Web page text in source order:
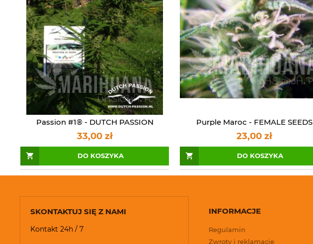
Passion #1® - DUTCH PASSION
33,00 zł
DO KOSZYKA
Purple Maroc - FEMALE SEEDS
23,00 zł
DO KOSZYKA
INFORMACJE
Regulamin
Zwroty i reklamacje
SKONTAKTUJ SIĘ Z NAMI
Kontakt 24h / 7